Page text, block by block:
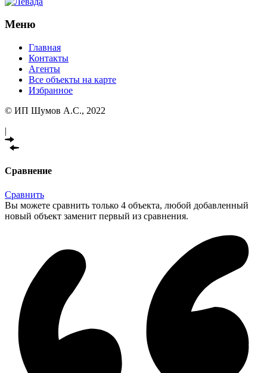
Меню
Главная
Контакты
Агенты
Все объекты на карте
Избранное
© ИП Шумов А.С., 2022
|
Сравнение
Сравнить
Вы можете сравнить только 4 объекта, любой добавленный
новый объект заменит первый из сравнения.